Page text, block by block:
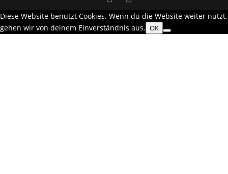
Diese Website benutzt Cookies. Wenn du die Website weiter nutzt,
gehen wir von deinem Einverständnis aus. OK